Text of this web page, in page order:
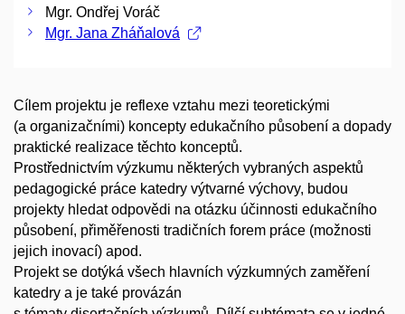
Mgr. Ondřej Voráč
Mgr. Jana Zháňalová
Cílem projektu je reflexe vztahu mezi teoretickými
(a organizačními) koncepty edukačního působení a dopady
praktické realizace těchto konceptů.
Prostřednictvím výzkumu některých vybraných aspektů
pedagogické práce katedry výtvarné výchovy, budou
projekty hledat odpovědi na otázku účinnosti edukačního
působení, přiměřenosti tradičních forem práce (možnosti
jejich inovací) apod.
Projekt se dotýká všech hlavních výzkumných zaměření
katedry a je také provázán